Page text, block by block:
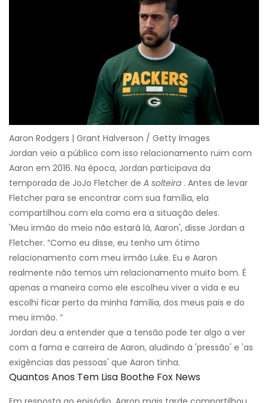
Aaron Rodgers | Grant Halverson / Getty Images
Jordan veio a público com isso relacionamento ruim com
Aaron em 2016. Na época, Jordan participava da
temporada de JoJo Fletcher de A solteira . Antes de levar
Fletcher para se encontrar com sua família, ela
compartilhou com ela como era a situação deles.
'Meu irmão do meio não estará lá, Aaron', disse Jordan a
Fletcher. “Como eu disse, eu tenho um ótimo
relacionamento com meu irmão Luke. Eu e Aaron
realmente não temos um relacionamento muito bom. É
apenas a maneira como ele escolheu viver a vida e eu
escolhi ficar perto da minha família, dos meus pais e do
meu irmão. ”
Jordan deu a entender que a tensão pode ter algo a ver
com a fama e carreira de Aaron, aludindo à 'pressão' e 'as
exigências das pessoas' que Aaron tinha.
Quantos Anos Tem Lisa Boothe Fox News